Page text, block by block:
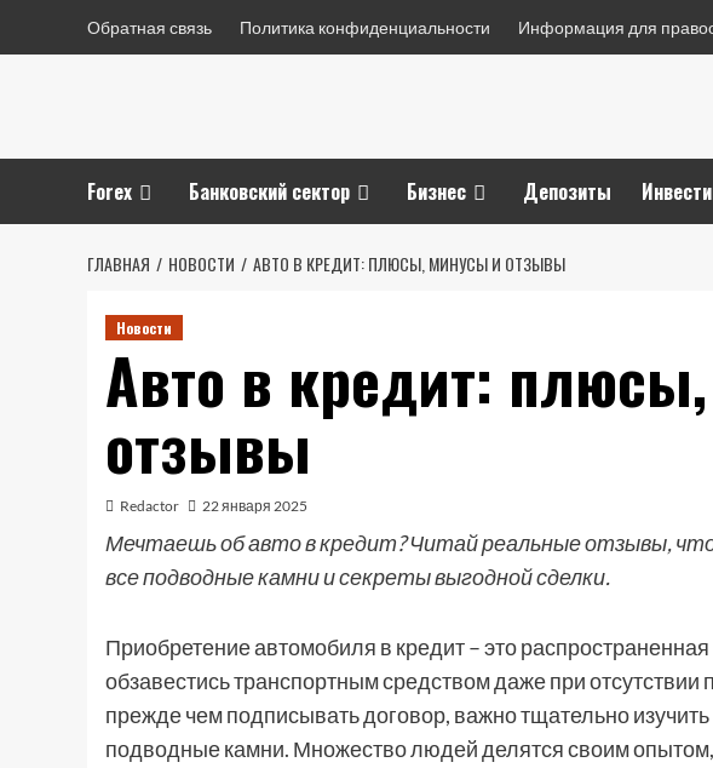
Обратная связь Политика конфиденциальности Информация для
Forex Банковский сектор Бизнес Депозиты
ГЛАВНАЯ НОВОСТИ АВТО В КРЕДИТ: ПЛЮСЫ, МИНУСЫ И ОТЗЫВЫ
Новости
Авто в кредит:
отзывы
Redactor 22 января 2025
Мечтаешь об авто в кредит? Читай реальные отзывы,
все подводные камни и секреты выгодной сделки.
Приобретение автомобиля в кредит – это
обзавестись транспортным средством даже при
прежде чем подписывать договор, важно тщательно
подводные камни. Множество людей делятся своим опытом,